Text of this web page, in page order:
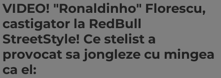
VIDEO! "Ronaldinho" Florescu,
castigator la RedBull
StreetStyle! Ce stelist a
provocat sa jongleze cu mingea
ca el: